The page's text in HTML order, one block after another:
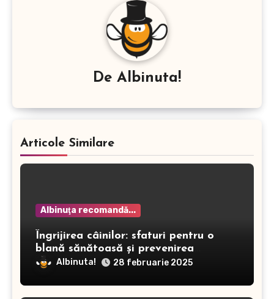
De Albinuta!
Articole Similare
Albinuţa recomandă...
Îngrijirea câinilor: sfaturi pentru o
blană sănătoasă și prevenirea
dermatitei
Albinuta! 28 februarie 2025